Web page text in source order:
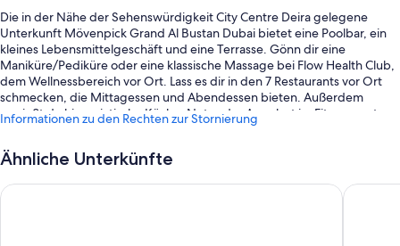
Die in der Nähe der Sehenswürdigkeit City Centre Deira gelegene
Unterkunft Mövenpick Grand Al Bustan Dubai bietet eine Poolbar, ein
kleines Lebensmittelgeschäft und eine Terrasse. Gönn dir eine
Maniküre/Pediküre oder eine klassische Massage bei Flow Health Club,
dem Wellnessbereich vor Ort. Lass es dir in den 7 Restaurants vor Ort
schmecken, die Mittagessen und Abendessen bieten. Außerdem
genießt du hier asiatische Küche. Nutze das Angebot im Fitnesscenter
und widme dich Aktivitäten wie Racquetball/Squash. Kostenloses
Daheimgebliebenen in Kontakt bleiben kannst. Außerdem können sich
Café freuen.
Informationen zu den Rechten zur Stornierung
Ähnliche Unterkünfte
Holiday Inn Express Dubai Airport by IHG Grand